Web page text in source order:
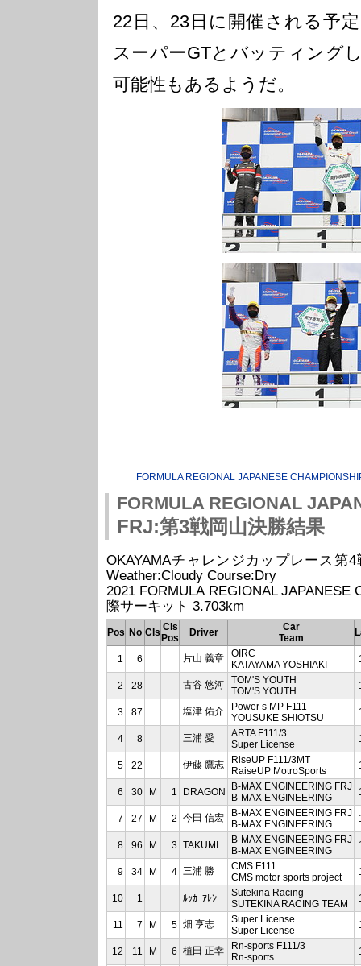
22日、23日に開催される予
スーパーGTとバッティング
可能性もあるようだ。
FORMULA REGIONAL JAPANESE
FORMULA REGIONAL
FRJ:第3戦岡山決勝結果
OKAYAMAチャレンジカップレース第
Weather:Cloudy Course:Dry
2021 FORMULA REGIONAL JAPANESE
際サーキット 3.703km
Pos No Cls Cls
Pos
Driver
Car
Team
1 6 片山 義章
OIRC
KATAYAMA YOSHIAKI
2 28 古谷 悠河
TOM'S YOUTH
TOM'S YOUTH
3 87 塩津 佑介
Power s MP F111
YOUSUKE SHIOTSU
4 8 三浦 愛
ARTA F111/3
Super License
5 22 伊藤 鷹志
RiseUP F111/3MT
RaiseUP MotroSports
6 30 M 1 DRAGON
B-­MAX ENGINEERING FRJ
B-MAX ENGINEERING
7 27 M 2 今田 信宏
B-­MAX ENGINEERING FRJ
B-MAX ENGINEERING
8 96 M 3 TAKUMI
B-­MAX ENGINEERING FRJ
B-MAX ENGINEERING
9 34 M 4 三浦 勝
CMS F111
CMS motor sports project
10 1 ﾙｯｶ･ｱﾚﾝ
Sutekina Racing
SUTEKINA RACING TEAM
11 7 M 5 畑 亨志
Super License
Super License
12 11 M 6 植田 正幸
Rn-sports F111/3
Rn-sports